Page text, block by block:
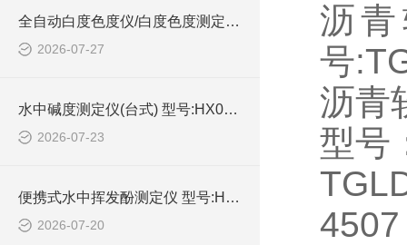
全自动白度色度仪/白度色度测定仪型号:ZB-A的简单介绍
2026-07-27
水中碱度测定仪(台式) 型号:HX03-TA-211库号：M414742的技术介绍
2026-07-23
便携式水中挥发酚测定仪 型号:HX03-PVP-301库号：M414647的技术介绍
2026-07-20
沥
号
沥青
型号